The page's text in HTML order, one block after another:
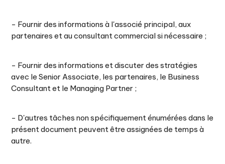
- Fournir des informations à l'associé principal, aux
partenaires et au consultant commercial si nécessaire ;
- Fournir des informations et discuter des stratégies
avec le Senior Associate, les partenaires, le Business
Consultant et le Managing Partner ;
- D'autres tâches non spécifiquement énumérées dans le
présent document peuvent être assignées de temps à
autre.